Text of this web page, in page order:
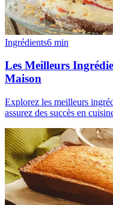
Ingrédients6 min
Les Meilleurs
Maison
Explorez les meilleurs
assurez des succès en